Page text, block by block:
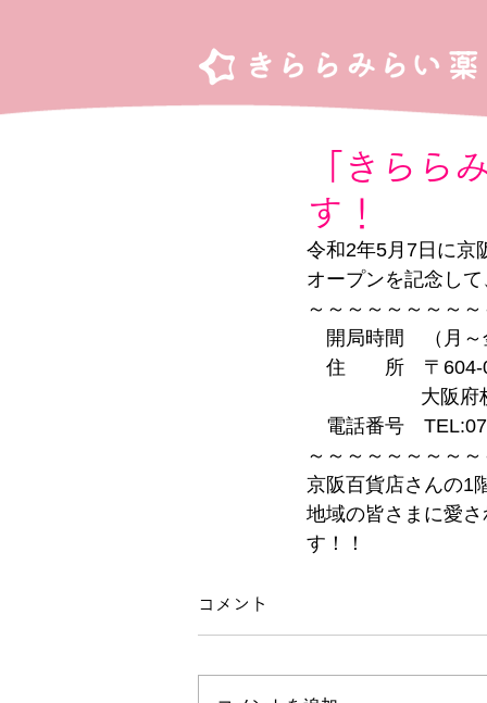
「きらら
す！
令和2年5月7日に京
オープンを記念し
～～～～～～～～
開局時間　（月～
住　　所　〒604-
大阪府枚方市
電話番号　
～～～～～～～～
京阪百貨店さんの1
地域の皆さまに愛
す！！
コメント